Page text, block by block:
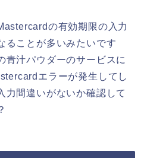
の有効期限の入力
ることが多いみたいです
青汁パウダーのサービスに
エラーが発生してし
力間違いがないか確認して